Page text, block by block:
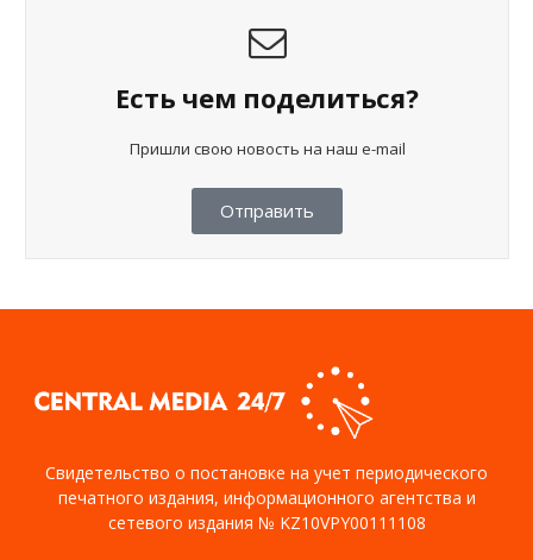
Есть чем поделиться?
Пришли свою новость на наш e-mail
Отправить
Свидетельство о постановке на учет периодического
печатного издания, информационного агентства и
сетевого издания № KZ10VPY00111108